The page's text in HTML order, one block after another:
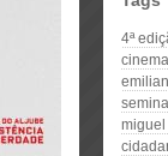
4ª